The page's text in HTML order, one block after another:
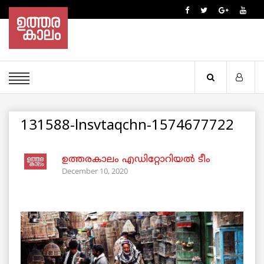
131588-lnsvtaqchn-1574677722
ഉത്തരകാലം എഡിറ്റോറിയല്‍ ടീം
December 10, 2020